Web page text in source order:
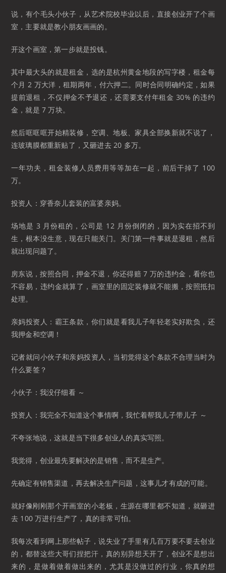
说，有个毛头小伙子，从艺术院校毕业以后，直接创业开了个画
室，主要就是教小朋友画画的。
开这个画室，第一步就是投钱。
其中最大头的就是租金，选的是杭州黄金地段的写字楼，租金每
个月 2 万大洋，租期两年，付六押二。同时合同明确约定，如果
提前退租，不仅押金不予退还，还需要支付年租金 30% 的违约
金，就是 7 万块。
然后哐哐哐开始精装修，空调、地板、家具全部换新就不说了，
连玻璃膜都重新贴了，又砸进去 20 多万。
一年功夫，租金装修人员费用等等加在一起，前后干掉了 100
万。
投资人：穿香奈儿套装的富婆亲妈。
场地是 3 月份租的，公司是 12 月份倒闭的，因为实在招不到
生，根本没生意，现在只能关门。关门第一件事就是退租，然后
就出现问题了。
房东说，按照合同，押金不退，你还得赔 7 万的违约金，看你也
不容易，违约金就算了，画室里的固定装修就不能搬，按照抵扣
处理。
亲妈投资人：霸王条款，你们就是看我儿子年轻老实好欺负，还
我押金和空调！
记者就问小伙子和亲妈投资人，当初觉得这个条款不合理当时为
什么要签？
小伙子：我没仔细看 ～
投资人：我完全不知道这个事情啊，我忙着帮我儿子带儿子 ～
不夸张地说，这就是当下很多创业人的真实写照。
我觉得，创业最先要解决的是销售，而不是生产。
先确定有销售渠道，再去解决生产问题，这事儿才有成的可能。
就好像刚刚那个开画室的小老板，生源在哪里都不知道，就砸进
去 100 万进行生产了，真的非常可怕。
我每次看到网上那些帖子，说失业了手里有几百万要不要去创业
的，都替这些大哥们捏把汗，真的别异想天开了，创业不是想出
来的，是做着做着做出来的，尤其是没做过的行业，你真的想